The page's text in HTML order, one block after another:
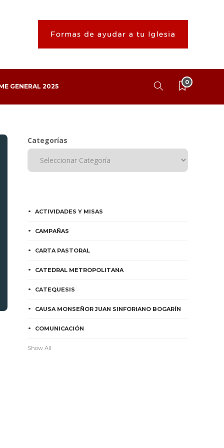
GENERAL 2025
0
Categorías
ACTIVIDADES Y MISAS
CAMPAÑAS
CARTA PASTORAL
CATEDRAL METROPOLITANA
CATEQUESIS
CAUSA MONSEÑOR JUAN SINFORIANO BOGARÍN
COMUNICACIÓN
Show All